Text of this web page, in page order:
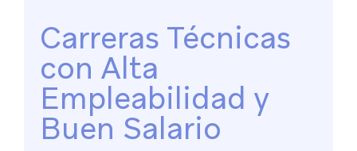
Carreras Técnicas
con Alta
Empleabilidad y
Buen Salario